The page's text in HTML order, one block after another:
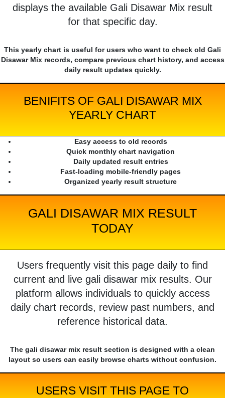
displays the available Gali Disawar Mix result
for that specific day.
This yearly chart is useful for users who want to check old Gali
Disawar Mix records, compare previous chart history, and access
daily result updates quickly.
BENIFITS OF GALI DISAWAR MIX
YEARLY CHART
Easy access to old records
Quick monthly chart navigation
Daily updated result entries
Fast-loading mobile-friendly pages
Organized yearly result structure
GALI DISAWAR MIX RESULT
TODAY
Users frequently visit this page daily to find
current and live gali disawar mix results. Our
platform allows individuals to quickly access
daily chart records, review past numbers, and
reference historical data.
The gali disawar mix result section is designed with a clean
layout so users can easily browse charts without confusion.
USERS VISIT THIS PAGE TO